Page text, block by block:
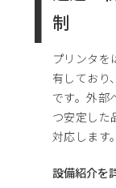
制
プリンタを
有しており
です。外部
つ安定した
対応します。
設備紹介を